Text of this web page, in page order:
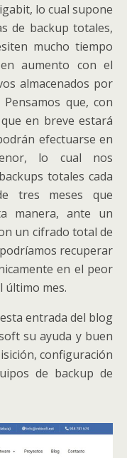
lo cual supone
de backup totales,
mucho tiempo
aumento con el
almacenados por
que, con
en breve estará
efectuarse en
lo cual nos
totales cada
tres meses que
manera, ante un
un cifrado total de
recuperar
en el peor
último mes.
entrada del blog
su ayuda y buen
configuración
de backup de